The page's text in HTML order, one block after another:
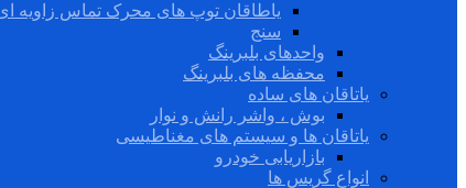
یاطاقان توپ های محرک تماس زاویه
سنج
واحدهای بلبرینگ
محفظه های بلبرینگ
یاتاقان های ساده
بوش ، واشر رانش و نوار
یاتاقان ها و سیستم های مغناطیسی
بازاریابی خودرو
انواع گریس ها